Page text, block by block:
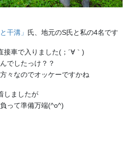
干溝」 氏、地元のS氏と私の4名です
接車で入りました(；´∀｀)
でしたっけ？？
々なのでオッケーですかね
しましたが
って準備万端(^o^)